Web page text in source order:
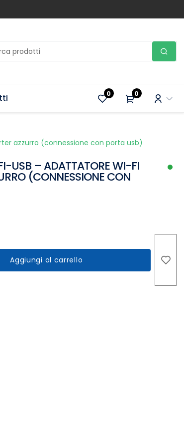
0 0
azzurro (connessione con porta usb)
USB – ADATTATORE WI-FI
(CONNESSIONE CON
Aggiungi al carrello